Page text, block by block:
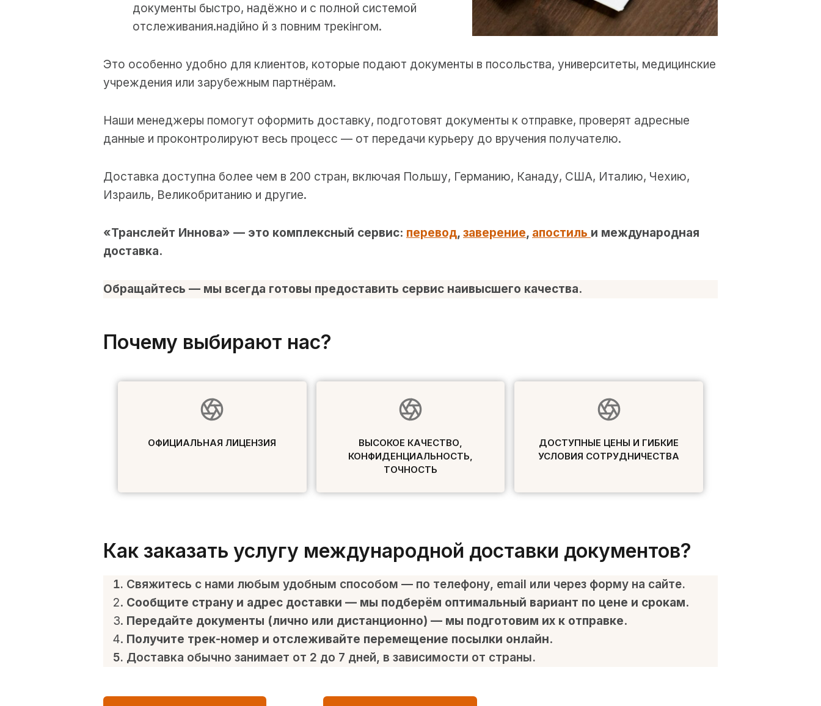
документы быстро, надёжно и с полной системой
отслеживания.надійно й з повним трекінгом.
Это особенно удобно для клиентов, которые подают документы в посольства, университеты, медицинские
учреждения или зарубежным партнёрам.
Наши менеджеры помогут оформить доставку, подготовят документы к отправке, проверят адресные
данные и проконтролируют весь процесс — от передачи курьеру до вручения получателю.
Доставка доступна более чем в 200 стран, включая Польшу, Германию, Канаду, США, Италию, Чехию,
Израиль, Великобританию и другие.
«Транслейт Иннова» — это комплексный сервис: перевод, заверение, апостиль и международная
доставка.
Обращайтесь — мы всегда готовы предоставить сервис наивысшего качества.
Почему выбирают нас?
ОФИЦИАЛЬНАЯ ЛИЦЕНЗИЯ
ВЫСОКОЕ КАЧЕСТВО,
КОНФИДЕНЦИАЛЬНОСТЬ,
ТОЧНОСТЬ
ДОСТУПНЫЕ ЦЕНЫ И ГИБКИЕ
УСЛОВИЯ СОТРУДНИЧЕСТВА
Как заказать услугу международной доставки документов?
Свяжитесь с нами любым удобным способом — по телефону, email или через форму на сайте.
Сообщите страну и адрес доставки — мы подберём оптимальный вариант по цене и срокам.
Передайте документы (лично или дистанционно) — мы подготовим их к отправке.
Получите трек-номер и отслеживайте перемещение посылки онлайн.
Доставка обычно занимает от 2 до 7 дней, в зависимости от страны.